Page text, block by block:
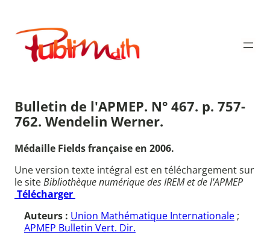
contenu
Publimath
Bulletin de l'APMEP. N° 467. p. 757-
762. Wendelin Werner.
Médaille Fields française en 2006.
Une version texte intégral est en téléchargement sur
le siteBibliothèque numérique des IREM et de l'APMEP
Télécharger
Auteurs : Union Mathématique Internationale ;
APMEP Bulletin Vert. Dir.